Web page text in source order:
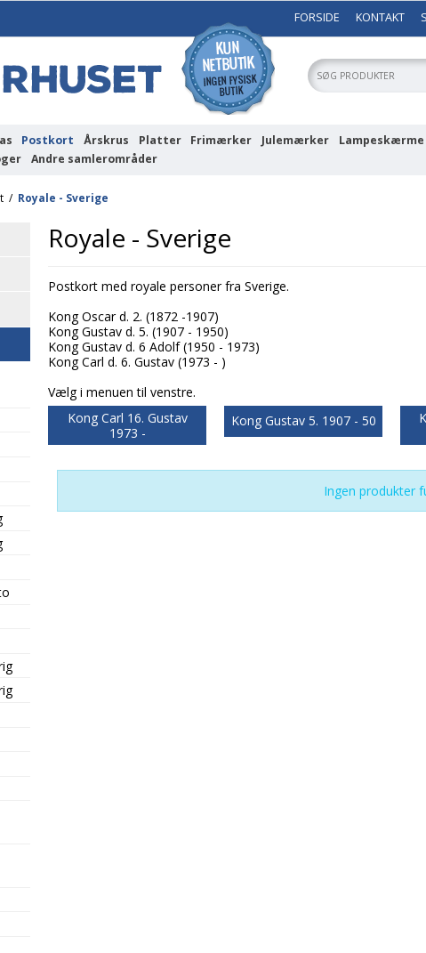
FORSIDE KONTAKT
Postkort Årskrus Platter Frimærker Julemærker
Andre samlerområder
/ Royale - Sverige
Royale - Sverige
Postkort med royale personer fra Sverige.
Kong Oscar d. 2. (1872 -1907)
Kong Gustav d. 5. (1907 - 1950)
Kong Gustav d. 6 Adolf (1950 - 1973)
Kong Carl d. 6. Gustav (1973 - )
Vælg i menuen til venstre.
Kong Carl 16. Gustav
1973 -
Kong Gustav 5. 1907 - 50
Ingen produkter